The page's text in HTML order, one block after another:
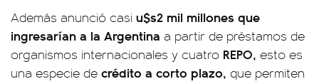
Además anunció casi u$s2 mil millones que
ingresarían a la Argentina a partir de préstamos de
organismos internacionales y cuatro REPO, esto es
una especie de crédito a corto plazo, que permiten